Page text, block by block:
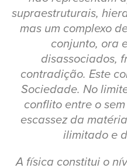
supraestruturais,
mas um complexo
conjunto, ora
disassociados,
contradição. Este
Sociedade. No
conflito entre o
escassez da
ilimitado e
A física constitui o